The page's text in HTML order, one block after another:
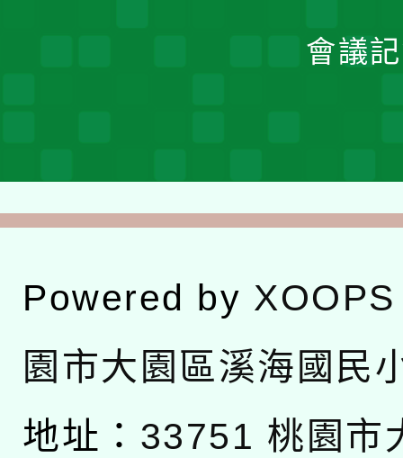
會議
Powered by XOOPS
園市大園區溪海國民
地址： 33751 桃園市